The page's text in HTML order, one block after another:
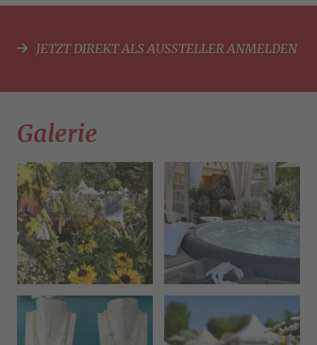
JETZT DIREKT ALS AUSSTELLER ANMELDEN
Galerie